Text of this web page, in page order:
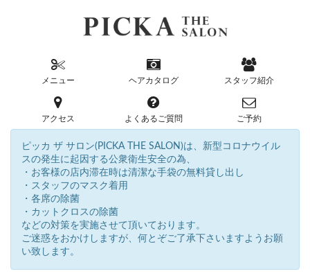
メニュー ヘアカタログ スタッフ紹介
アクセス よくあるご質問 ご予約
ピッカ ザ サロン(PICKA THE SALON)は、新型コロナウイル
スの発生に起因する公衆衛生安全の為、
・お客様の店内滞在時は清潔な手袋の無料貸し出し
・スタッフのマスク着用
・各席の除菌
・カットクロスの除菌
などの対策を実施させて頂いております。
ご迷惑をおかけしますが、何とぞご了承下さいますようお願
い致します。